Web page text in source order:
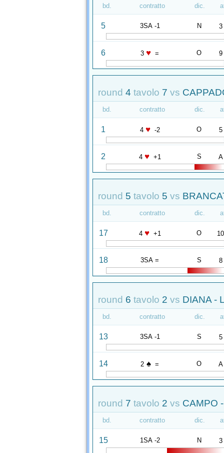
bd. contratto dic.
5 3SA -1 N 3
6 3 ♥ = O 9
round 4 tavolo 7 vs
bd. contratto dic.
1 4 ♥ -2 O 5
2 4 ♥ +1 S A
round 5 tavolo 5 vs
bd. contratto dic.
17 4 ♥ +1 O 10
18 3SA = S 8
round 6 tavolo 2 vs DIANA -
bd. contratto dic.
13 3SA -1 S 5
14 2 ♠ = O A
round 7 tavolo 2 vs CAMPO
bd. contratto dic.
15 1SA -2 N 3